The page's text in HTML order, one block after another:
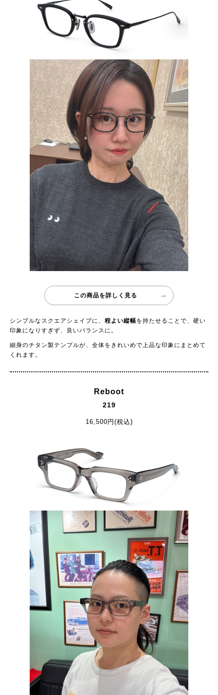
この商品を詳しく見る
シンプルなスクエアシェイプに、 程よい縦幅を持たせることで、硬い
印象になりすぎず、良いバランスに。
細身のチタン製テンプルが、全体をきれいめで上品な印象にまとめて
くれます。
Reboot
219
16,500円(税込)